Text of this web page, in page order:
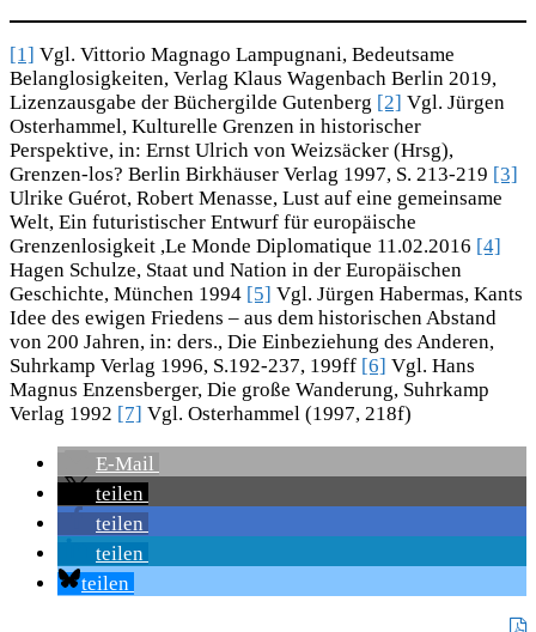
[1] Vgl. Vittorio Magnago Lampugnani, Bedeutsame
Belanglosigkeiten, Verlag Klaus Wagenbach Berlin 2019,
Lizenzausgabe der Büchergilde Gutenberg [2] Vgl. Jürgen
Osterhammel, Kulturelle Grenzen in historischer
Perspektive, in: Ernst Ulrich von Weizsäcker (Hrsg),
Grenzen-los? Berlin Birkhäuser Verlag 1997, S. 213-219 [3]
Ulrike Guérot, Robert Menasse, Lust auf eine gemeinsame
Welt, Ein futuristischer Entwurf für europäische
Grenzenlosigkeit ,Le Monde Diplomatique 11.02.2016 [4]
Hagen Schulze, Staat und Nation in der Europäischen
Geschichte, München 1994 [5] Vgl. Jürgen Habermas, Kants
Idee des ewigen Friedens – aus dem historischen Abstand
von 200 Jahren, in: ders., Die Einbeziehung des Anderen,
Suhrkamp Verlag 1996, S.192-237, 199ff [6] Vgl. Hans
Magnus Enzensberger, Die große Wanderung, Suhrkamp
Verlag 1992 [7] Vgl. Osterhammel (1997, 218f)
E-Mail
teilen
teilen
teilen
teilen